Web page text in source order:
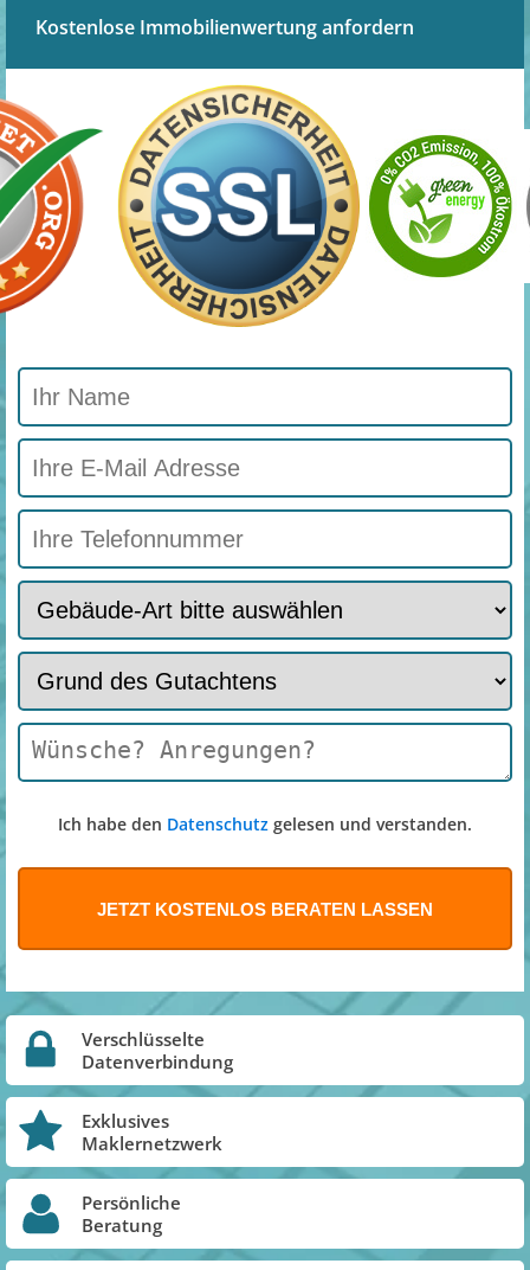
Kostenlose Immobilienwertung anfordern
Ich habe den Datenschutz gelesen und verstanden.
Verschlüsselte
Datenverbindung
Exklusives
Maklernetzwerk
Persönliche
Beratung